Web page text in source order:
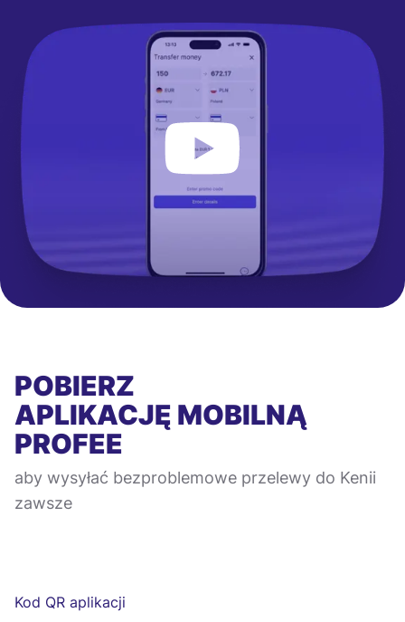
POBIERZ
APLIKACJĘ MOBILNĄ
PROFEE
aby wysyłać bezproblemowe przelewy do Kenii
zawsze
Kod QR aplikacji